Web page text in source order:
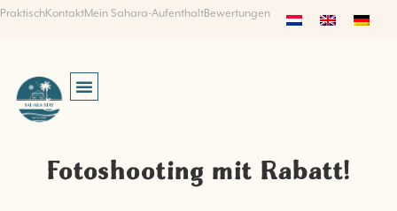
PraktischKontaktMein Sahara-AufenthaltBewertungen
Fotoshooting mit Rabatt!